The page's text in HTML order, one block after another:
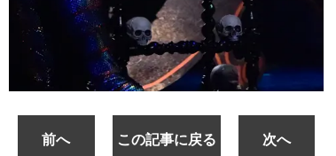
前へ この記事に戻る 次へ